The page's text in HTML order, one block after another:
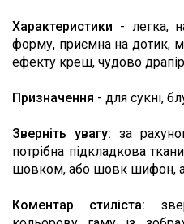
Характеристики - легка,
форму, приємна на дотик,
ефекту креш, чудово
Призначення - для сукні,
Зверніть увагу: за
потрібна підкладкова
шовком, або шовк шифон,
Коментар стиліста: